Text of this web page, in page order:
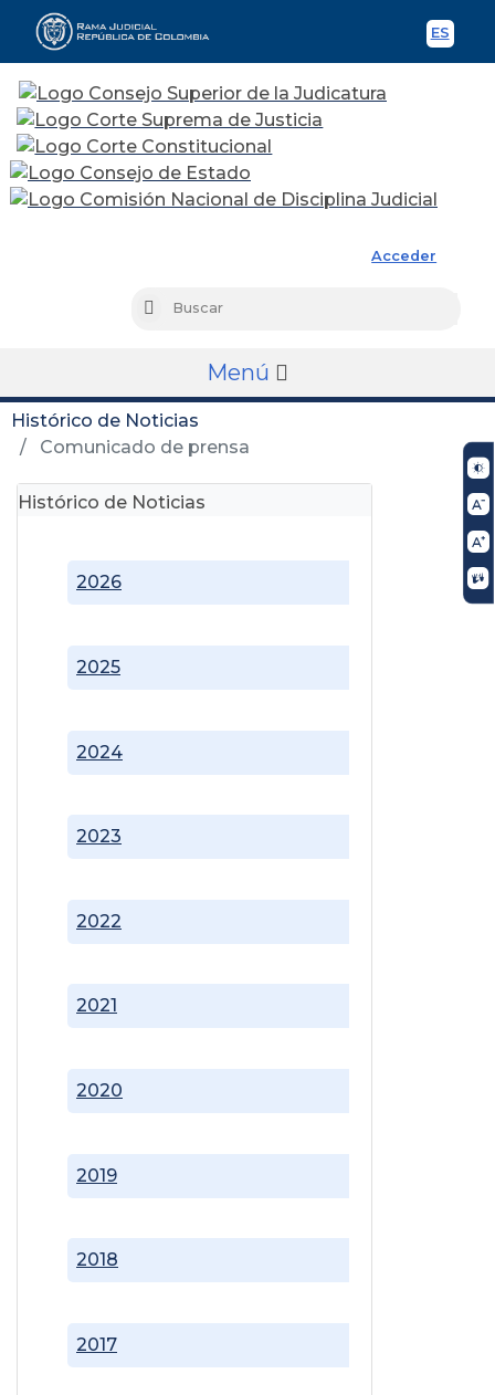
ES
Acceder
Buscar
Menú
Histórico de Noticias
Comunicado de prensa
Histórico de Noticias
2017
2018
2019
2020
2021
2022
2023
2024
2025
2026